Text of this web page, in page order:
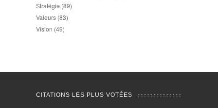
Stratégie (89)
Valeurs (83)
Vision (49)
CITATIONS LES PLUS VOTÉES